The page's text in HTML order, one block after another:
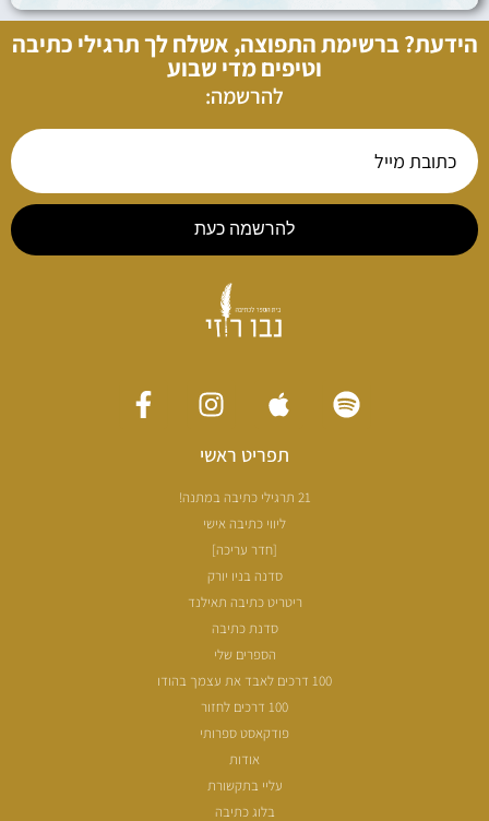
הידעת? ברשימת התפוצה, אשלח לך תרגילי כתיבה
וטיפים מדי שבוע
להרשמה:
להרשמה כעת
תפריט ראשי
21 תרגילי כתיבה במתנה!
ליווי כתיבה אישי
[חדר עריכה]
סדנה בניו יורק
ריטריט כתיבה תאילנד
סדנת כתיבה
הספרים שלי
100 דרכים לאבד את עצמך בהודו
100 דרכים לחזור
פודקאסט ספרותי
אודות
עליי בתקשורת
בלוג כתיבה